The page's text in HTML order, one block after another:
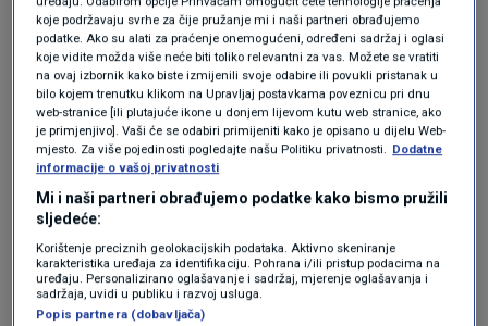
jedan građanin. "To je jedan minimalni plus za
nas i za Vladu, ali cijene bi trebalo vratiti
unatrag nekoliko godina...", govori nam drugi.
Problem s oznakama -
marketinški loše
osmišljene
koje podržavaju svrhe za čije pružanje mi i naši partneri obrađujemo
podatke. Ako su alati za praćenje onemogućeni, određeni sadržaj i oglasi
koje vidite možda više neće biti toliko relevantni za vas. Možete se vratiti
na ovaj izbornik kako biste izmijenili svoje odabire ili povukli pristanak u
bilo kojem trenutku klikom na Upravljaj postavkama poveznicu pri dnu
web-stranice [ili plutajuće ikone u donjem lijevom kutu web stranice, ako
je primjenjivo]. Vaši će se odabiri primijeniti kako je opisano u dijelu Web-
mjesto. Za više pojedinosti pogledajte našu Politiku privatnosti. Dodatne
informacije o vašoj privatnosti
Mi i naši partneri obrađujemo podatke kako bismo pružili
sljedeće:
Korištenje preciznih geolokacijskih podataka. Aktivno skeniranje
karakteristika uređaja za identifikaciju. Pohrana i/ili pristup podacima na
uređaju. Personalizirano oglašavanje i sadržaj, mjerenje oglašavanja i
sadržaja, uvidi u publiku i razvoj usluga.
Popis partnera (dobavljača)